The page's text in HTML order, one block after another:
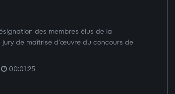
des membres élus de la
de maîtrise d’œuvre du concours de
00:01:25